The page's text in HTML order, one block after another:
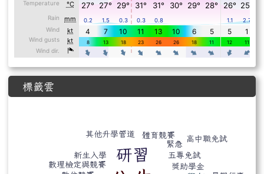
標籤雲
其他升學管道 體育競賽
新生入學 研習
緊急
高中職免試
數理檢定與競賽
五專免試
獎助學金